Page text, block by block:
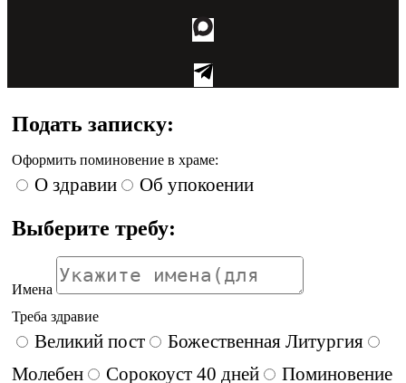
Подать записку:
Оформить поминовение в храме:
О здравии Об упокоении
Выберите требу:
Имена
Треба здравие
Великий пост
Божественная Литургия
Молебен
Сорокоуст 40 дней
Поминовение